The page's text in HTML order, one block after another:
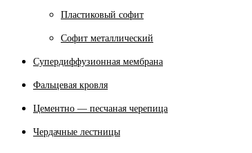
Пластиковый софит
Софит металлический
Супердиффузионная мембрана
Фальцевая кровля
Цементно — песчаная черепица
Чердачные лестницы